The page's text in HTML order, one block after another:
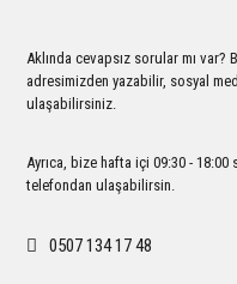
Ürün fiyatı diğer sitelerden
Bu ürüne benzer farklı
Aklında cevapsız sorular mı var?
adresimizden yazabilir, sosyal
ulaşabilirsiniz.
Ayrıca, bize hafta içi 09:30 - 18:00
telefondan ulaşabilirsin.
0507 134 17 48